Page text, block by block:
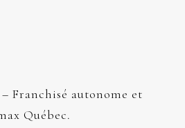
Franchisé autonome et
Québec.